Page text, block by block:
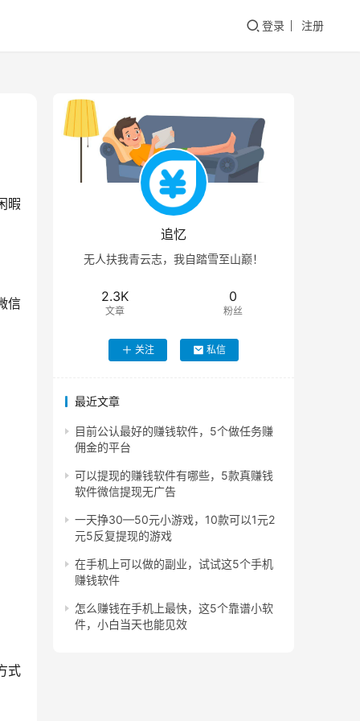
登录 注册
暇
信
式
追忆
无人扶我青云志，我自踏雪至山巅！
2.3K
文章
0
粉丝
关注 私信
最近文章
目前公认最好的赚钱软件，5个做任务赚
佣金的平台
可以提现的赚钱软件有哪些，5款真赚钱
软件微信提现无广告
一天挣30—50元小游戏，10款可以1元2
元5反复提现的游戏
在手机上可以做的副业，试试这5个手机
赚钱软件
怎么赚钱在手机上最快，这5个靠谱小软
件，小白当天也能见效